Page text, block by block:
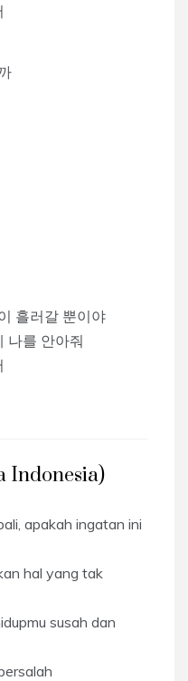
흘러갈 뿐이야
나를 안아줘
Indonesia)
apakah ingatan ini
hal yang tak
susah dan